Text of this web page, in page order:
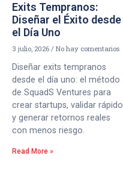
Exits Tempranos:
Diseñar el Éxito desde
el Día Uno
3 julio, 2026 No hay comentarios
Diseñar exits tempranos
desde el día uno: el método
de SquadS Ventures para
crear startups, validar rápido
y generar retornos reales
con menos riesgo.
Read More »